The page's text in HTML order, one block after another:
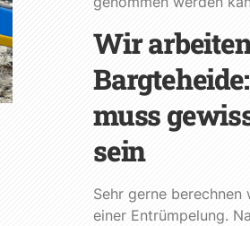
Wir
muss
sein
Sehr gerne
einer Entrümpelung.